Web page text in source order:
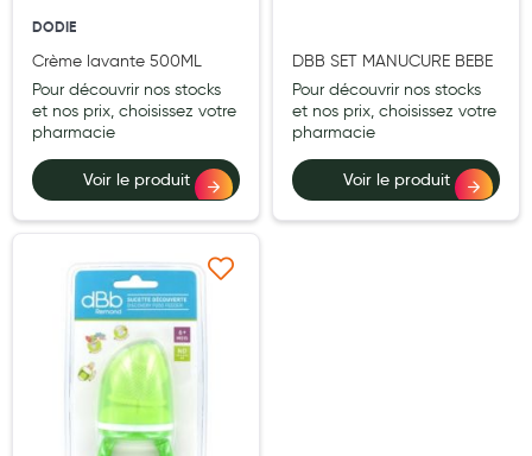
Lunettes
Piluliers
Matériel medical
Cannes
Chaussures
Médication familiale
Orthopédie
Les marques
My Privilege
DODIE
Crème lavante 500ML
Pour découvrir nos stocks
et nos prix, choisissez votre
pharmacie
Voir le produit
DBB SET MANUCURE BEBE
Pour découvrir nos stocks
et nos prix, choisissez votre
pharmacie
Voir le produit
Ajouter à ma liste d’envie